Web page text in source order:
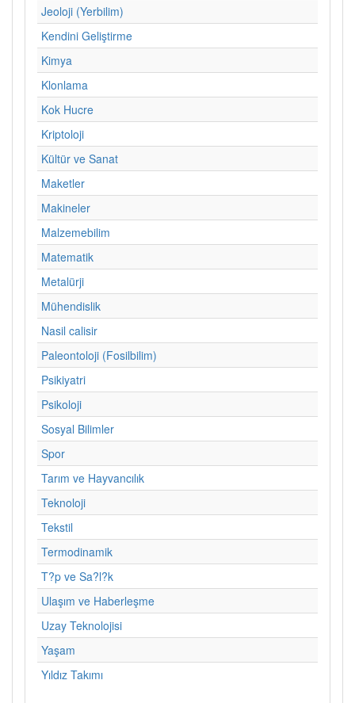
Jeoloji (Yerbilim)
Kendini Geliştirme
Kimya
Klonlama
Kok Hucre
Kriptoloji
Kültür ve Sanat
Maketler
Makineler
Malzemebilim
Matematik
Metalürji
Mühendislik
Nasil calisir
Paleontoloji (Fosilbilim)
Psikiyatri
Psikoloji
Sosyal Bilimler
Spor
Tarım ve Hayvancılık
Teknoloji
Tekstil
Termodinamik
T?p ve Sa?l?k
Ulaşım ve Haberleşme
Uzay Teknolojisi
Yaşam
Yıldız Takımı